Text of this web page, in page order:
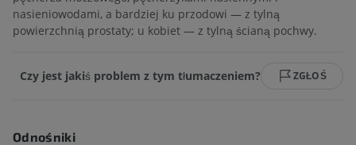
nasieniowodami, a bardziej ku przodowi — z tylną
powierzchnią prostaty; u kobiet — z tylną ścianą pochwy.
Czy jest jakiś problem z tym tłumaczeniem? ZGŁOŚ
Odnośniki